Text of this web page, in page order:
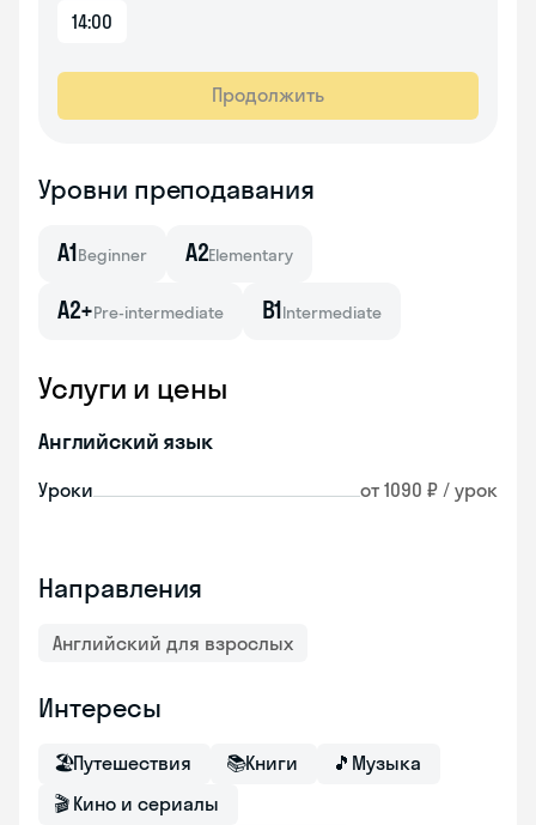
14:00
Продолжить
Уровни преподавания
A1Beginner A2Elementary
A2+Pre-intermediate B1Intermediate
Услуги и цены
Английский язык
Уроки от 1090 ₽ / урок
Направления
Английский для взрослых
Интересы
🏖Путешествия 📚Книги 🎵 Музыка
🎬 Кино и сериалы